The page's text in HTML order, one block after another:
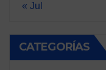
« Jul
CATEGORÍAS